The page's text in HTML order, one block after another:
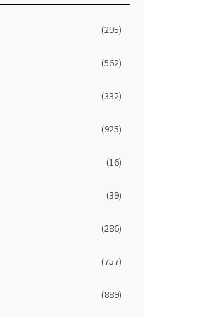
(295)
(562)
(332)
(925)
(16)
(39)
(286)
(757)
(889)